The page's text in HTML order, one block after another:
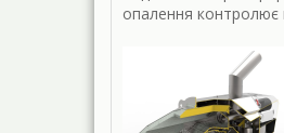
опалення контролює